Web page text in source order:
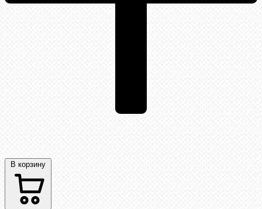
В корзину